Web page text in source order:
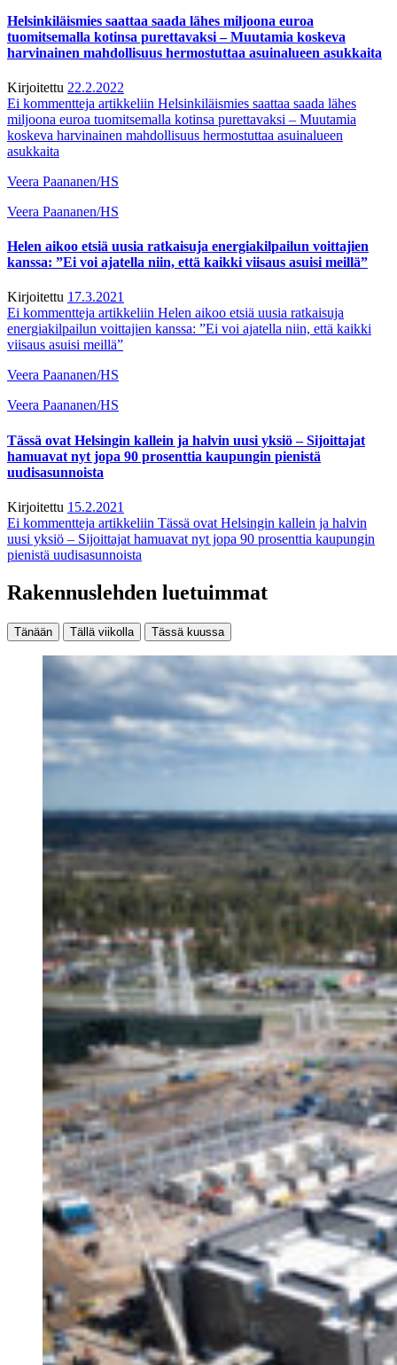
Helsinkiläismies saattaa saada lähes miljoona euroa
tuomitsemalla kotinsa purettavaksi – Muutamia koskeva
harvinainen mahdollisuus hermostuttaa asuinalueen asukkaita
Kirjoitettu 22.2.2022
Ei kommentteja artikkeliin Helsinkiläismies saattaa saada lähes
miljoona euroa tuomitsemalla kotinsa purettavaksi – Muutamia
koskeva harvinainen mahdollisuus hermostuttaa asuinalueen
asukkaita
Veera Paananen/HS
Veera Paananen/HS
Helen aikoo etsiä uusia ratkaisuja energia­kilpailun voittajien
kanssa: ”Ei voi ajatella niin, että kaikki viisaus asuisi meillä”
Kirjoitettu 17.3.2021
Ei kommentteja artikkeliin Helen aikoo etsiä uusia ratkaisuja
energia­kilpailun voittajien kanssa: ”Ei voi ajatella niin, että kaikki
viisaus asuisi meillä”
Veera Paananen/HS
Veera Paananen/HS
Tässä ovat Helsingin kallein ja halvin uusi yksiö – Sijoittajat
hamuavat nyt jopa 90 prosenttia kaupungin pienistä
uudisasunnoista
Kirjoitettu 15.2.2021
Ei kommentteja artikkeliin Tässä ovat Helsingin kallein ja halvin
uusi yksiö – Sijoittajat hamuavat nyt jopa 90 prosenttia kaupungin
pienistä uudisasunnoista
Rakennuslehden luetuimmat
Tänään Tällä viikolla Tässä kuussa